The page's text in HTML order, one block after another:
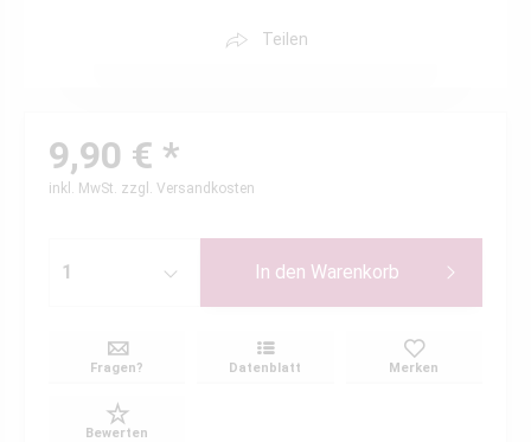
Teilen
9,90 € *
inkl. MwSt. zzgl. Versandkosten
In den Warenkorb
Fragen? Datenblatt Merken
Bewerten